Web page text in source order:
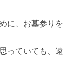
に、お墓参りを
っていても、遠